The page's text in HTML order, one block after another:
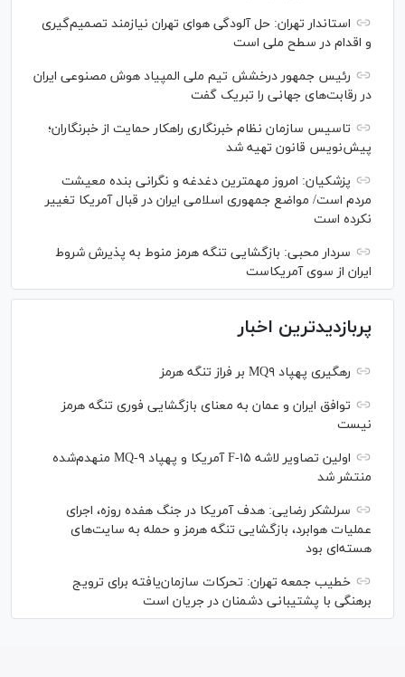
استاندار تهران: حل آلودگی هوای تهران نیازمند تصمیم‌گیری
و اقدام در سطح ملی است
رئیس جمهور درخشش تیم ملی المپیاد هوش مصنوعی ایران
در رقابت‌های جهانی را تبریک گفت
تاسیس سازمان نظام خبرنگاری راهکار حمایت از خبرنگاران؛
پیش‌نویس قانون تهیه شد
پزشکیان: امروز مهمترین دغدغه و نگرانی بنده معیشت
مردم است/ مواضع جمهوری اسلامی ایران در قبال آمریکا تغییر
نکرده است
سردار محبی: بازگشایی تنگه هرمز منوط به پذیرش شروط
ایران از سوی آمریکاست
پربازدیدترین اخبار
رهگیری پهپاد MQ۹ بر فراز تنگه هرمز
توافق ایران و عمان به معنای بازگشایی فوری تنگه هرمز
نیست
اولین تصاویر لاشه F-۱۵ آمریکا و پهپاد MQ-۹ منهدم‌شده
منتشر شد
سرلشکر رضایی: هدف آمریکا در جنگ هفده روزه، اجرای
عملیات هوابرد، بازگشایی تنگه هرمز و حمله به سایت‌های
هسته‌ای بود
خطیب جمعه تهران: تحرکات سازمان‌یافته برای ترویج
برهنگی با پشتیبانی دشمنان در جریان است